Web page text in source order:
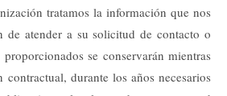
tratamos la información que nos
atender a su solicitud de contacto o
se conservarán mientras
contractual, durante los años necesarios